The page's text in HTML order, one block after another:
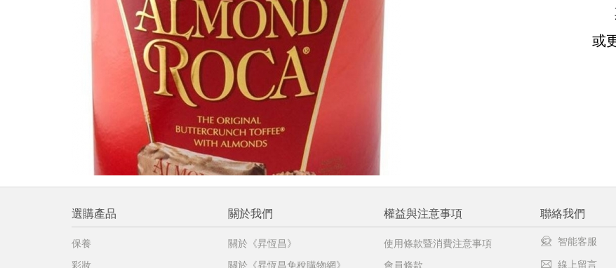
提醒您：
免稅品線上預訂服務限
不同機場的下單時間皆不相同，細節或訂購流程指引，請瀏覽購
或
選購產品
保養
彩妝
關於我們
關於《昇恆昌》
關於《昇恆昌免稅購物網》
權益與注意事項
使用條款暨消費注意事項
會員條款
聯絡我們
智能客服
線上留言